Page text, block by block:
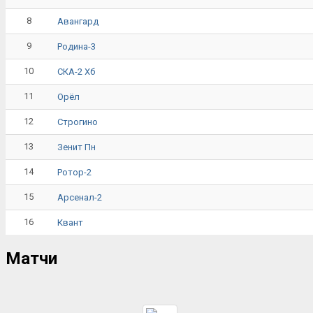
8 Авангард
9 Родина-3
10 СКА-2 Хб
11 Орёл
12 Строгино
13 Зенит Пн
14 Ротор-2
15 Арсенал-2
16 Квант
Матчи